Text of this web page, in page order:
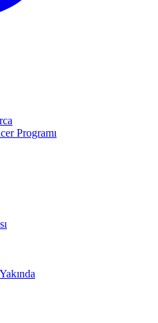
Programı
Yakında